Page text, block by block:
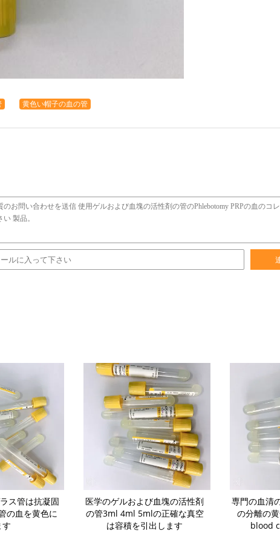
黄色い帽子の血の管
ス管は抗凝固
の血を黄色に
す
医学のゲルおよび血塊の活性剤
の管3ml 4ml 5mlの正確な真空
は容積を引出します
専門の血清
の分離の
blood